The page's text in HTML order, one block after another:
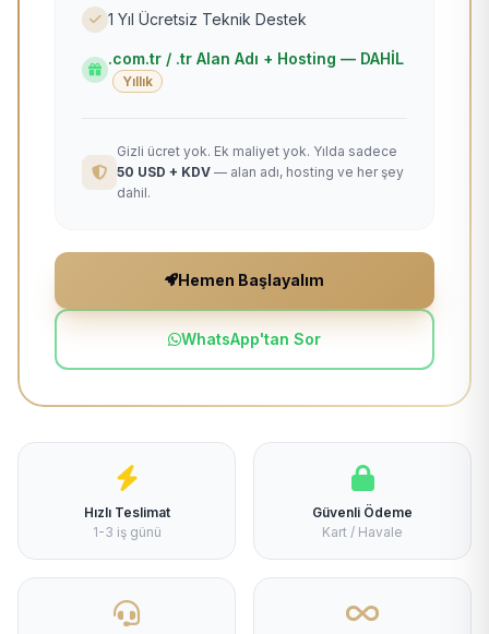
1 Yıl Ücretsiz Teknik Destek
.com.tr / .tr Alan Adı + Hosting — DAHİL
Yıllık
Gizli ücret yok. Ek maliyet yok. Yılda sadece
50 USD + KDV — alan adı, hosting ve her şey
dahil.
Hemen Başlayalım
WhatsApp'tan Sor
Hızlı Teslimat
1-3 iş günü
Güvenli Ödeme
Kart / Havale